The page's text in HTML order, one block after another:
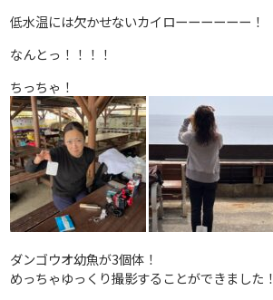
低水温には欠かせないカイローーーーーー！
なんとっ！！！！
ちっちゃ！
ダンゴウオ幼魚が3個体！
めっちゃゆっくり撮影することができました！